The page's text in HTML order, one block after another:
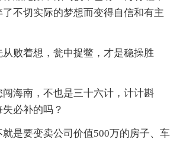
不切实际的梦想而变得自信和有主
败着想，瓮中捉鳖，才是稳操胜
闯海南，不也是三十六计，计计斟
必补的吗？
是要变卖公司价值500万的房子、车